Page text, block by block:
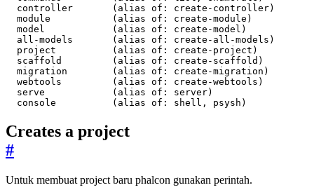
  controller
( alias of: create-controller)
  module
( alias of: create-module )
  model
( alias of: create-model )
  all-models
( alias of: create-all-models )
  project
( alias of: create-project )
  scaffold
( alias of: create-scaffold )
  migration
( alias of: create-migration )
  webtools
( alias of: create-webtools )
  serve
( alias of: server)
  console
( alias of: shell, psysh )
Creates a project
#
Untuk membuat project baru phalcon gunakan perintah.